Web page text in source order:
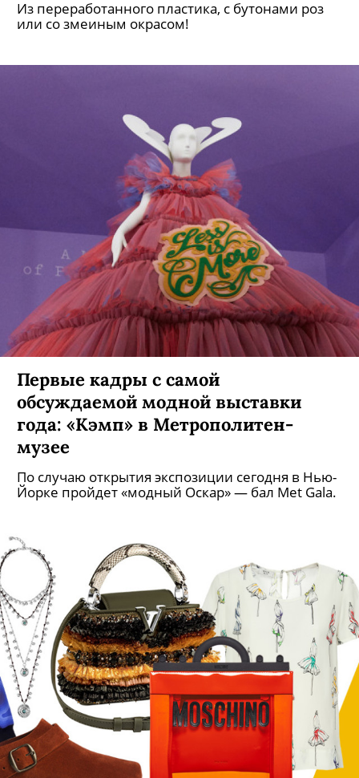
Из переработанного пластика, с бутонами роз
или со змеиным окрасом!
Первые кадры с самой
обсуждаемой модной выставки
года: «Кэмп» в Метрополитен-
музее
По случаю открытия экспозиции сегодня в Нью-
Йорке пройдет «модный Оскар» — бал Met Gala.